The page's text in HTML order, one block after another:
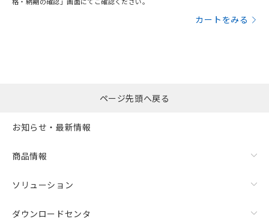
カートをみる
ページ先頭へ戻る
お知らせ・最新情報
商品情報
ソリューション
ダウンロードセンタ